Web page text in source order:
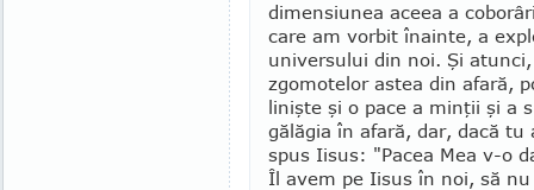
dimensiunea aceea a
care am vorbit înainte, a
universului din noi. Şi
zgomotelor astea din afară,
linişte şi o pace a minţii şi a
gălăgia în afară, dar, dacă
spus Iisus: "Pacea Mea v-o
Îl avem pe Iisus în noi, să